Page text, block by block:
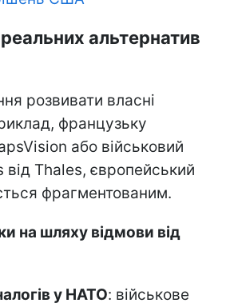
реальних альтернатив
розвивати власні
французьку
або військовий
Thales, європейський
фрагментованим.
на шляху відмови від
у НАТО: військове